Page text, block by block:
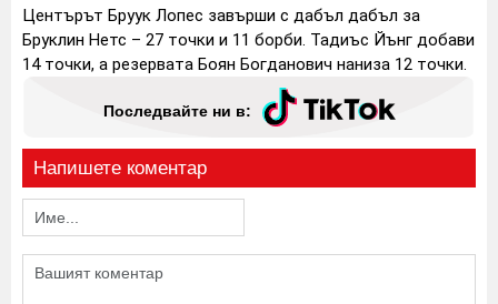
Центърът Бруук Лопес завърши с дабъл дабъл за
Бруклин Нетс – 27 точки и 11 борби. Тадиъс Йънг добави
14 точки, а резервата Боян Богданович наниза 12 точки.
Последвайте ни в:
Напишете коментар